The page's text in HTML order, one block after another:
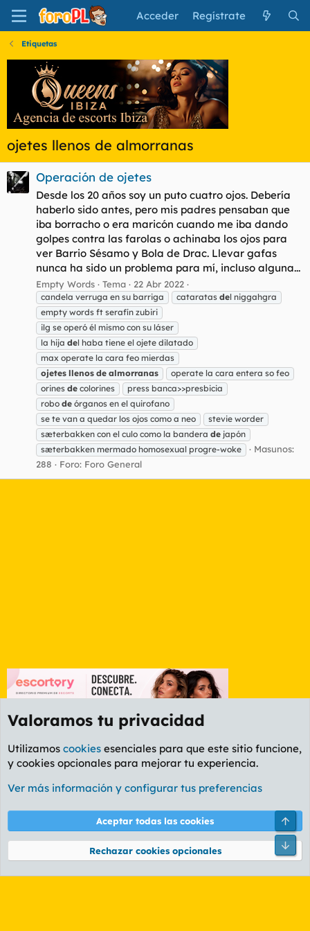
Acceder Regístrate
Etiquetas
ojetes llenos de almorranas
Operación de ojetes
Desde los 20 años soy un puto cuatro ojos. Debería
haberlo sido antes, pero mis padres pensaban que
iba borracho o era maricón cuando me iba dando
golpes contra las farolas o achinaba los ojos para
ver Barrio Sésamo y Bola de Drac. Llevar gafas
nunca ha sido un problema para mí, incluso alguna...
Empty Words Tema 22 Abr 2022
candela verruga en su barriga cataratas del niggahgra
empty words ft serafín zubiri
ilg se operó él mismo con su láser
la hija del haba tiene el ojete dilatado
max operate la cara feo mierdas
ojetes llenos de almorranas
operate la cara entera so feo
orines de colorines
press banca>>presbicia
robo de órganos en el quirofano
se te van a quedar los ojos como a neo
stevie worder
sæterbakken con el culo como la bandera de japón
sæterbakken mermado homosexual progre-woke
Masunos:
288
Foro: Foro General
Etiquetas
Cookies
PL OLDSTYLE AMARILLO
Términos y reglas Política de privacidad Ayuda
Community platform by XenForo® © 2010-2026 XenForo Ltd.
Valoramos tu privacidad
Utilizamos cookies esenciales para que este sitio funcione,
y cookies opcionales para mejorar tu experiencia.
Ver más información y configurar tus preferencias
Aceptar todas las cookies
Rechazar cookies opcionales
Pie